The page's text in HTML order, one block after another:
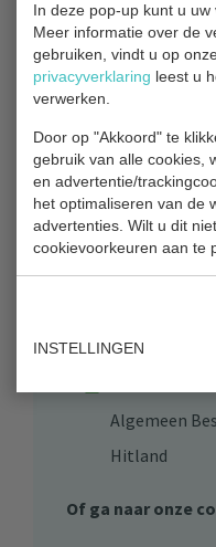
In deze pop-up kunt u uw
Meer informatie over de
gebruiken, vindt u op
privacyverklaring leest u
verwerken.
Door op "Akkoord" te
gebruik van alle cookies,
en advertentie/
het optimaliseren van de
advertenties. Wilt u dit
cookievoorkeuren aan te
INSTELLINGEN
Contact
Bezoekadres
Park Hitland
Algemeen
Hitland
Of ga naar onze